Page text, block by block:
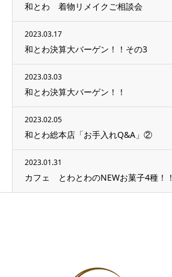
和とわ 着物リメイクご相談会
2023.03.17
和とわ決算大バーゲン！！その3
2023.03.03
和とわ決算大バーゲン！！
2023.02.05
和とわ総本店「お手入れQ&A」②
2023.01.31
カフェ とわとわのNEWお菓子4種！！